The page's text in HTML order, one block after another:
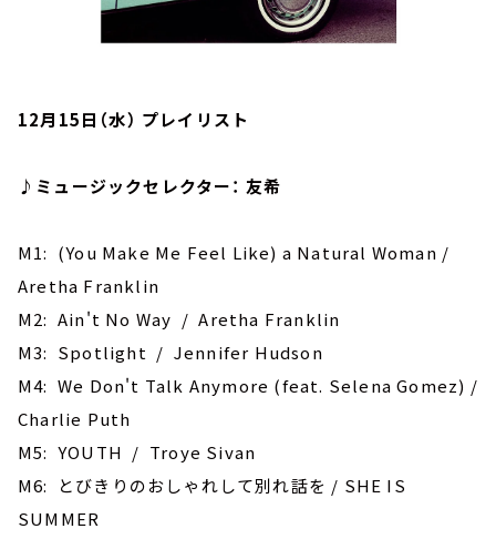
12月15日（水） プレイリスト
♪ミュージックセレクター： 友希
M1: (You Make Me Feel Like) a Natural Woman /
Aretha Franklin
M2: Ain't No Way / Aretha Franklin
M3: Spotlight / Jennifer Hudson
M4: We Don't Talk Anymore (feat. Selena Gomez) /
Charlie Puth
M5: YOUTH / Troye Sivan
M6: とびきりのおしゃれして別れ話を / SHE IS
SUMMER